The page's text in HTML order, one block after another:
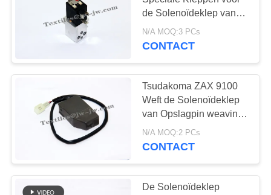
vervangstukken van
het lucht de
straalweefgetouw
118
de Solenoïdeklep van
Wevend
Weefgetouwvervangstukken
N/A MOQ:3 PCs
CONTACT
Tsudakoma ZAX 9100
Weft de Solenoïdeklep
van Opslagpin weaving
loom spare parts
N/A MOQ:2 PCs
CONTACT
De Solenoïdeklep